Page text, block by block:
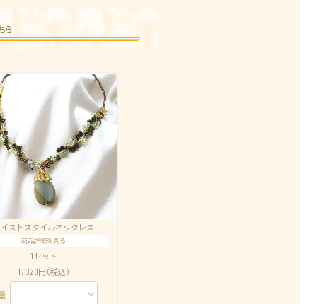
ストスタイルネックレス
商品詳細を見る
1セット
1,320円(税込)